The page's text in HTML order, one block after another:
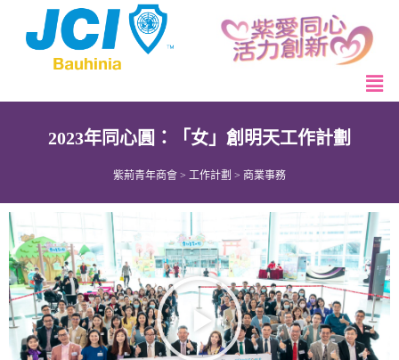
2023年同心圓：「女」創明天工作計劃
紫荊青年商會 > 工作計劃 > 商業事務